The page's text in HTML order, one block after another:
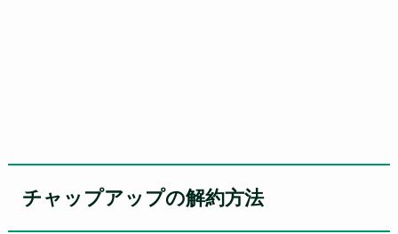
チャップアップの解約方法